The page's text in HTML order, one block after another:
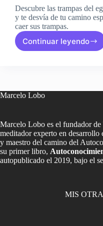
Descubre las trampas del
y te desvía de tu camino
caer sus trampas.
Continuar leyendo
Las
Marcelo Lobo
Marcelo Lobo es el fundador
meditador experto en
y maestro del camino del
su primer libro,
autopublicado el 2019, bajo el
MIS